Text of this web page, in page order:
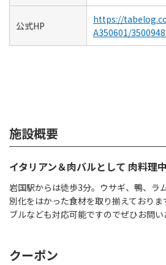
公式HP
https://
A350601/
施設概要
イタリアン＆肉バルとして 肉料理
岩国駅からは徒歩3分。ウサギ、鴨、ラ
別化をはかった食材を取り揃えており
ブルなども対応可能ですのでぜひお問い
クーポン